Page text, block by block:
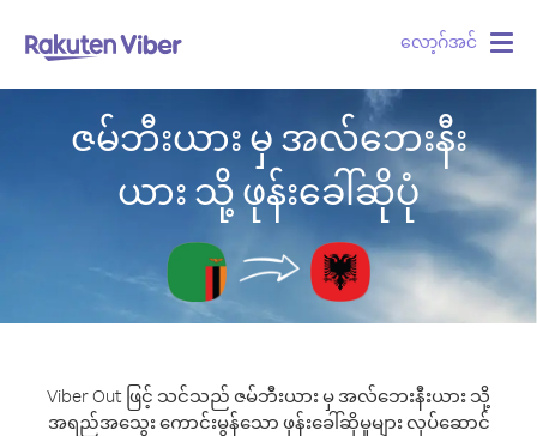
လော့ဂ်အင်
ဇမ်ဘီးယား မှ အလ်ဘေးနီး
ယား သို့ ဖုန်းခေါ်ဆိုပုံ
Viber Out ဖြင့် သင်သည် ဇမ်ဘီးယား မှ အလ်ဘေးနီးယား သို့
အရည်အသွေး ကောင်းမွန်သော ဖုန်းခေါ်ဆိုမှုများ လုပ်ဆောင်